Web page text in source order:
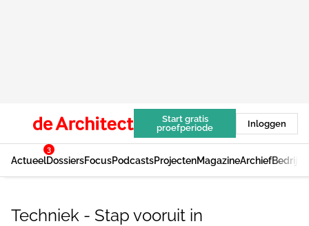
Start gratis
proefperiode
Inloggen
Actueel
3
DossiersFocusPodcastsProjectenMagazineArchief
Techniek - Stap vooruit in